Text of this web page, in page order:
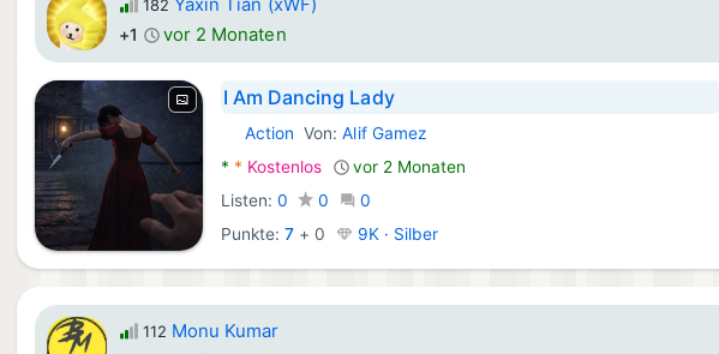
182
+1 vor 2 Monaten
I Am Dancing Lady
Android Spiele:
Action Von:Alif Gamez
* * Kostenlos
vor 2 Monaten
Listen:0 0
0
Punkte:7 + 0 9K · Silber
112 Monu Kumar